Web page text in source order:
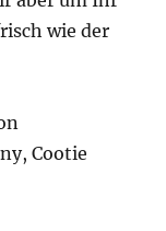
wie der
Cootie